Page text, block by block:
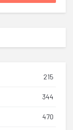
215
344
470